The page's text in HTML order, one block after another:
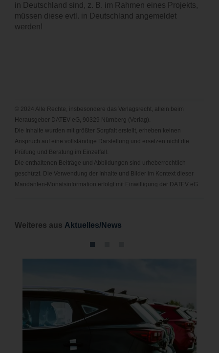
in Deutschland sind, z. B. im Rahmen eines Projekts,
müssen diese evtl. in Deutschland angemeldet
werden!
© 2024 Alle Rechte, insbesondere das Verlagsrecht, allein beim
Herausgeber DATEV eG, 90329 Nürnberg (Verlag).
Die Inhalte wurden mit größter Sorgfalt erstellt, erheben keinen
Anspruch auf eine vollständige Darstellung und ersetzen nicht die
Prüfung und Beratung im Einzelfall.
Die enthaltenen Beiträge und Abbildungen sind urheberrechtlich
geschützt. Die Verwendung der Inhalte und Bilder im Kontext dieser
Mandanten-Monatsinformation erfolgt mit Einwilligung der DATEV eG
Weiteres aus Aktuelles/News